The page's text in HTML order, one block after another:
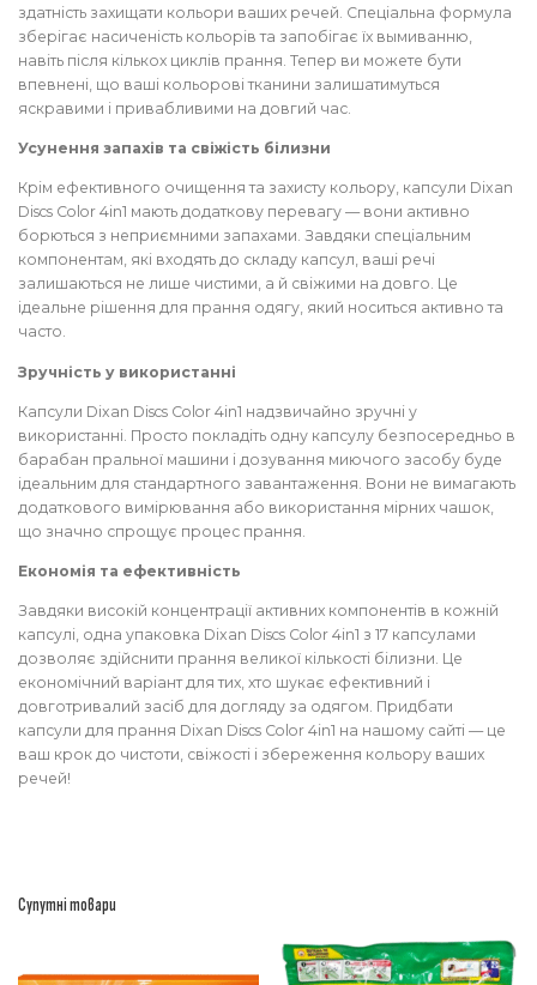
здатність захищати кольори ваших речей. Спеціальна формула
зберігає насиченість кольорів та запобігає їх вымиванню,
навіть після кількох циклів прання. Тепер ви можете бути
впевнені, що ваші кольорові тканини залишатимуться
яскравими і привабливими на довгий час.
Усунення запахів та свіжість білизни
Крім ефективного очищення та захисту кольору, капсули Dixan
Discs Color 4in1 мають додаткову перевагу — вони активно
борються з неприємними запахами. Завдяки спеціальним
компонентам, які входять до складу капсул, ваші речі
залишаються не лише чистими, а й свіжими на довго. Це
ідеальне рішення для прання одягу, який носиться активно та
часто.
Зручність у використанні
Капсули Dixan Discs Color 4in1 надзвичайно зручні у
використанні. Просто покладіть одну капсулу безпосередньо в
барабан пральної машини і дозування миючого засобу буде
ідеальним для стандартного завантаження. Вони не вимагають
додаткового вимірювання або використання мірних чашок,
що значно спрощує процес прання.
Економія та ефективність
Завдяки високій концентрації активних компонентів в кожній
капсулі, одна упаковка Dixan Discs Color 4in1 з 17 капсулами
дозволяє здійснити прання великої кількості білизни. Це
економічний варіант для тих, хто шукає ефективний і
довготривалий засіб для догляду за одягом. Придбати
капсули для прання Dixan Discs Color 4in1 на нашому сайті — це
ваш крок до чистоти, свіжості і збереження кольору ваших
речей!
Супутні товари